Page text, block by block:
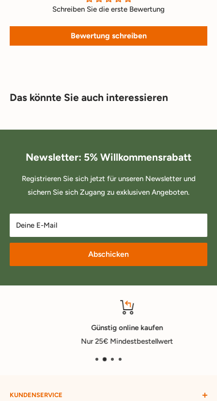
Schreiben Sie die erste Bewertung
Bewertung schreiben
Das könnte Sie auch interessieren
Newsletter: 5% Willkommensrabatt
Registrieren Sie sich jetzt für unseren Newsletter und
sichern Sie sich Zugang zu exklusiven Angeboten.
Deine E-Mail
Abschicken
Günstig online kaufen
Nur 25€ Mindestbestellwert
KUNDENSERVICE